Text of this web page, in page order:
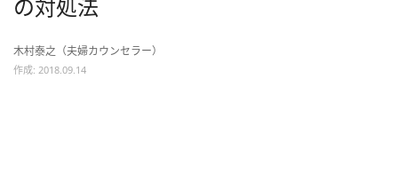
の対処法
木村泰之（夫婦カウンセラー）
作成: 2018.09.14